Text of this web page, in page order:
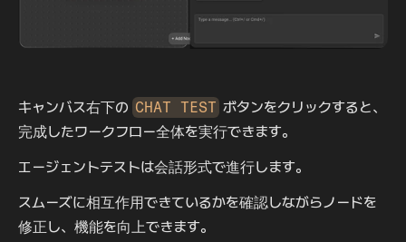
キャンバス右下の CHAT TEST ボタンをクリックすると、
完成したワークフロー全体を実行できます。
エージェントテストは会話形式で進行します。
スムーズに相互作用できているかを確認しながらノードを
修正し、機能を向上できます。